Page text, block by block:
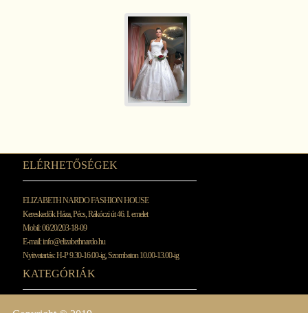
ELÉRHETŐSÉGEK
ELIZABETH NARDO FASHION HOUSE
Kereskedők Háza, Pécs, Rákóczi út 46. I. emelet
Mobil: 06/20/203-18-09
E-mail:info@elizabethnardo.hu
Nyitvatartás: H-P 9.30-16.00-ig, Szombaton 10.00-13.00-ig
KATEGÓRIÁK